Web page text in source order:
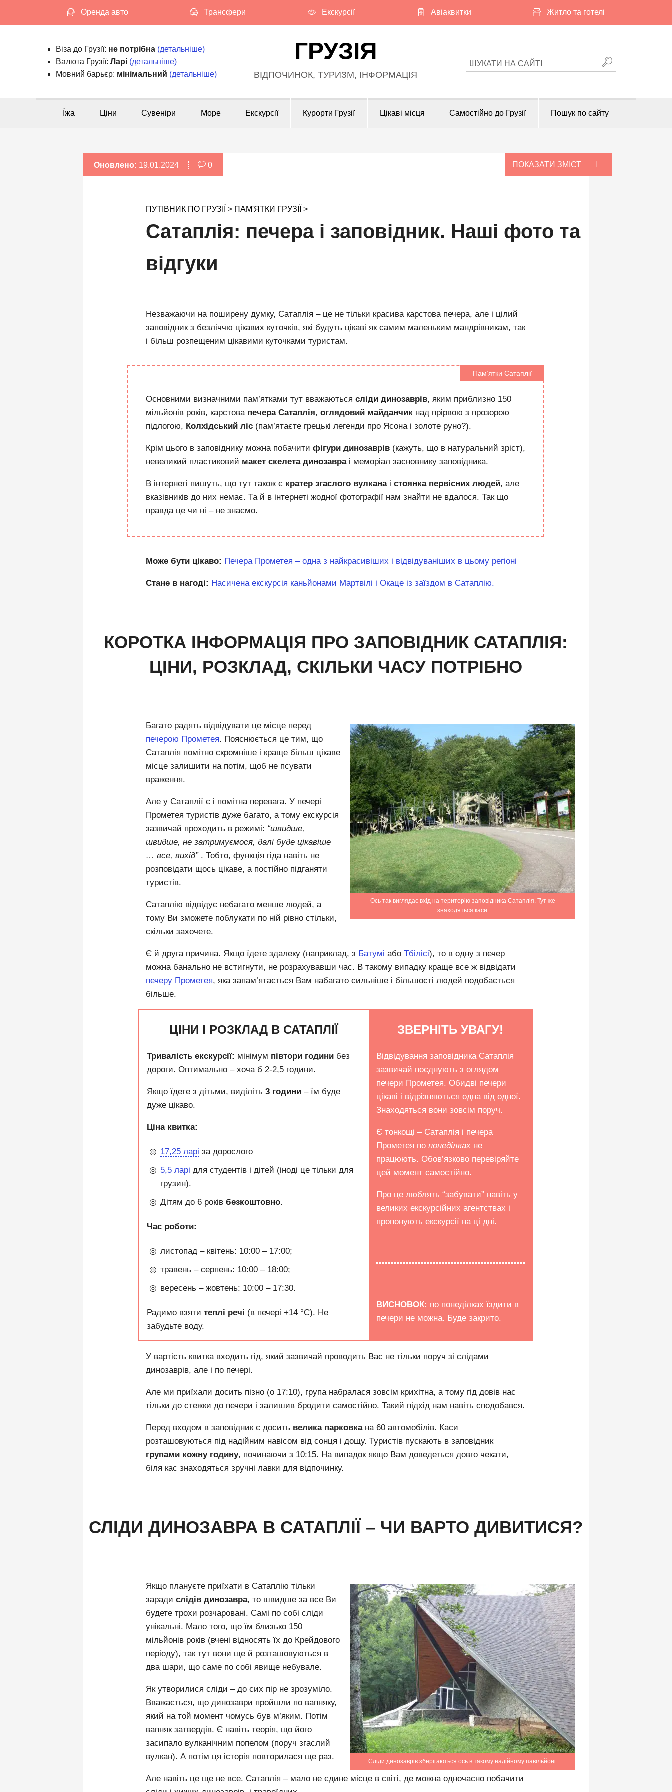
Оренда авто Трансфери Екскурсії Авіаквитки Житло та готелі
Віза до Грузії: не потрібна (детальніше)
Валюта Грузії: Ларі (детальніше)
Мовний барьєр: мінімальний (детальніше)
ГРУЗІЯ
ВІДПОЧИНОК, ТУРИЗМ, ІНФОРМАЦІЯ
ШУКАТИ НА САЙТІ
Їжа Ціни Сувеніри Море Екскурсії Курорти Грузії Цікаві місця Самостійно до Грузії Пошук по сайту
ПУТІВНИК ПО ГРУЗІЇ > ПАМ'ЯТКИ ГРУЗІЇ >
Сатаплія: печера і заповідник. Наші фото та
відгуки
Оновлено: 19.01.2024 0 ПОКАЗАТИ ЗМІСТ
Незважаючи на поширену думку, Сатаплія – це не тільки красива карстова печера, але і цілий
заповідник з безліччю цікавих куточків, які будуть цікаві як самим маленьким мандрівникам, так
і більш розпещеним цікавими куточками туристам.
Пам’ятки Сатаплії
Основними визначними пам’ятками тут вважаються сліди динозаврів, яким приблизно 150
мільйонів років, карстова печера Сатаплія, оглядовий майданчик над прірвою з прозорою
підлогою, Колхідський ліс (пам’ятаєте грецькі легенди про Ясона і золоте руно?).
Крім цього в заповіднику можна побачити фігури динозаврів (кажуть, що в натуральний зріст),
невеликий пластиковий макет скелета динозавраі меморіал засновнику заповідника.
В інтернеті пишуть, що тут також є кратер згаслого вулканаі стоянка первісних людей, але
вказівників до них немає. Та й в інтернеті жодної фотографії нам знайти не вдалося. Так що
правда це чи ні – не знаємо.
Може бути цікаво: Печера Прометея – одна з найкрасивіших і відвідуваніших в цьому регіоні
Стане в нагоді: Насичена екскурсія каньйонами Мартвілі і Окаце із заїздом в Сатаплію.
КОРОТКА ІНФОРМАЦІЯ ПРО ЗАПОВІДНИК САТАПЛІЯ:
ЦІНИ, РОЗКЛАД, СКІЛЬКИ ЧАСУ ПОТРІБНО
Ось так виглядає вхід на територію заповідника Сатаплія. Тут же
знаходяться каси.
Багато радять відвідувати це місце перед
печерою Прометея. Пояснюється це тим, що
Сатаплія помітно скромніше і краще більш цікаве
місце залишити на потім, щоб не псувати
враження.
Але у Сатаплії є і помітна перевага. У печері
Прометея туристів дуже багато, а тому екскурсія
зазвичай проходить в режимі: “швидше,
швидше, не затримуємося, далі буде цікавіше
… все, вихід”. Тобто, функція гіда навіть не
розповідати щось цікаве, а постійно підганяти
туристів.
Сатаплію відвідує небагато менше людей, а
тому Ви зможете поблукати по ній рівно стільки,
скільки захочете.
Є й друга причина. Якщо їдете здалеку (наприклад, з Батумі або Тбілісі), то в одну з печер
можна банально не встигнути, не розрахувавши час. В такому випадку краще все ж відвідати
печеру Прометея, яка запам’ятається Вам набагато сильніше і більшості людей подобається
більше.
ЦІНИ І РОЗКЛАД В САТАПЛІЇ
Тривалість екскурсії: мінімум півтори години без
дороги. Оптимально – хоча б 2-2,5 години.
Якщо їдете з дітьми, виділіть 3 години – їм буде
дуже цікаво.
Ціна квитка:
17,25 ларі за дорослого
5,5 ларі для студентів і дітей (іноді це тільки для
грузин).
Дітям до 6 років безкоштовно.
Час роботи:
листопад – квітень: 10:00 – 17:00;
травень – серпень: 10:00 – 18:00;
вересень – жовтень: 10:00 – 17:30.
Радимо взяти теплі речі (в печері +14 °C). Не
забудьте воду.
ЗВЕРНІТЬ УВАГУ!
Відвідування заповідника Сатаплія
зазвичай поєднують з оглядом
печери Прометея. Обидві печери
цікаві і відрізняються одна від одної.
Знаходяться вони зовсім поруч.
Є тонкощі – Сатаплія і печера
Прометея по понеділкахне
працюють. Обов’язково перевіряйте
цей момент самостійно.
Про це люблять “забувати” навіть у
великих екскурсійних агентствах і
пропонують екскурсії на ці дні.
ВИСНОВОК: по понеділках їздити в
печери не можна. Буде закрито.
У вартість квитка входить гід, який зазвичай проводить Вас не тільки поруч зі слідами
динозаврів, але і по печері.
Але ми приїхали досить пізно (о 17:10), група набралася зовсім крихітна, а тому гід довів нас
тільки до стежки до печери і залишив бродити самостійно. Такий підхід нам навіть сподобався.
Перед входом в заповідник є досить велика парковкана 60 автомобілів. Каси
розташовуються під надійним навісом від сонця і дощу. Туристів пускають в заповідник
групами кожну годину, починаючи з 10:15. На випадок якщо Вам доведеться довго чекати,
біля кас знаходяться зручні лавки для відпочинку.
СЛІДИ ДИНОЗАВРА В САТАПЛІЇ – ЧИ ВАРТО ДИВИТИСЯ?
Сліди динозаврів зберігаються ось в такому надійному павільйоні.
Якщо плануєте приїхати в Сатаплію тільки
заради слідів динозавра, то швидше за все Ви
будете трохи розчаровані. Самі по собі сліди
унікальні. Мало того, що їм близько 150
мільйонів років (вчені відносять їх до Крейдового
періоду), так тут вони ще й розташовуються в
два шари, що саме по собі явище небувале.
Як утворилися сліди – до сих пір не зрозуміло.
Вважається, що динозаври пройшли по вапняку,
який на той момент чомусь був м’яким. Потім
вапняк затвердів. Є навіть теорія, що його
засипало вулканічним попелом (поруч згаслий
вулкан). А потім ця історія повторилася ще раз.
Але навіть це ще не все. Сатаплія – мало не єдине місце в світі, де можна одночасно побачити